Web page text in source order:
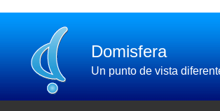
Domisfera
Un punto de vista